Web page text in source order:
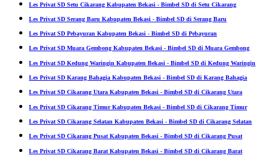
Les Privat SD Setu Cikarang Kabupaten Bekasi - Bimbel SD di Setu Cikarang
Les Privat SD Serang Baru Kabupaten Bekasi - Bimbel SD di Serang Baru
Les Privat SD Pebayuran Kabupaten Bekasi - Bimbel SD di Pebayuran
Les Privat SD Muara Gembong Kabupaten Bekasi - Bimbel SD di Muara Gembong
Les Privat SD Kedung Waringin Kabupaten Bekasi - Bimbel SD di Kedung Waringin
Les Privat SD Karang Bahagia Kabupaten Bekasi - Bimbel SD di Karang Bahagia
Les Privat SD Cikarang Utara Kabupaten Bekasi - Bimbel SD di Cikarang Utara
Les Privat SD Cikarang Timur Kabupaten Bekasi - Bimbel SD di Cikarang Timur
Les Privat SD Cikarang Selatan Kabupaten Bekasi - Bimbel SD di Cikarang Selatan
Les Privat SD Cikarang Pusat Kabupaten Bekasi - Bimbel SD di Cikarang Pusat
Les Privat SD Cikarang Barat Kabupaten Bekasi - Bimbel SD di Cikarang Barat